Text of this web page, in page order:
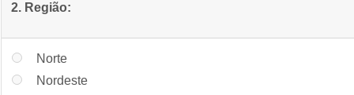
2. Região:
Norte
Nordeste